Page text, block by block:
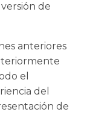
de
anteriores
el
del
de